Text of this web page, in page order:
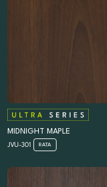
MIDNIGHT MAPLE
JVU-301 RATA